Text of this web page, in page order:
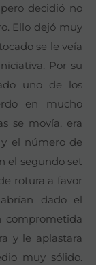
decidió no
Ello dejó muy
se le veía
Por su
uno de los
en mucho
se movía, era
el número de
el segundo set
rotura a favor
dado el
comprometida
y le aplastara
muy sólido.